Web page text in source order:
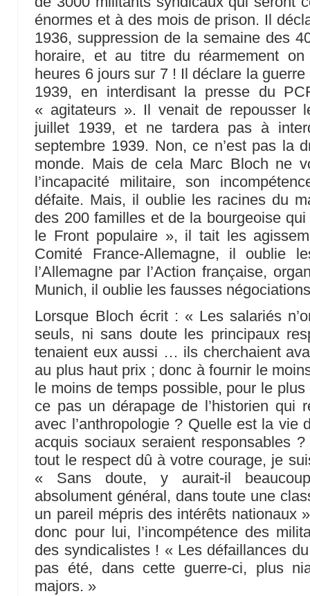
énormes et à des mois de prison. Il
1936, suppression de la semaine des
horaire, et au titre du réarmement on
heures 6 jours sur 7 ! Il déclare la
1939, en interdisant la presse du
« agitateurs ». Il venait de repousser
juillet 1939, et ne tardera pas à
septembre 1939. Non, ce n’est pas la
monde. Mais de cela Marc Bloch ne
l’incapacité militaire, son
défaite. Mais, il oublie les racines du
des 200 familles et de la bourgeoise
le Front populaire », il tait les
Comité France-Allemagne, il oublie
l’Allemagne par l’Action française,
Munich, il oublie les fausses
Lorsque Bloch écrit : « Les salariés
seuls, ni sans doute les principaux
tenaient eux aussi … ils cherchaient
au plus haut prix ; donc à fournir le
le moins de temps possible, pour le plus
ce pas un dérapage de l’historien qui
avec l’anthropologie ? Quelle est la vie
acquis sociaux seraient responsables
tout le respect dû à votre courage, je
« Sans doute, y aurait-il
absolument général, dans toute une
un pareil mépris des intérêts nationaux
donc pour lui, l’incompétence des
des syndicalistes ! « Les défaillances
pas été, dans cette guerre-ci, plus
majors. »